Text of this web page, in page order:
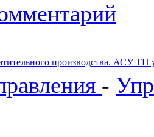
производства. АСУ ТП
-